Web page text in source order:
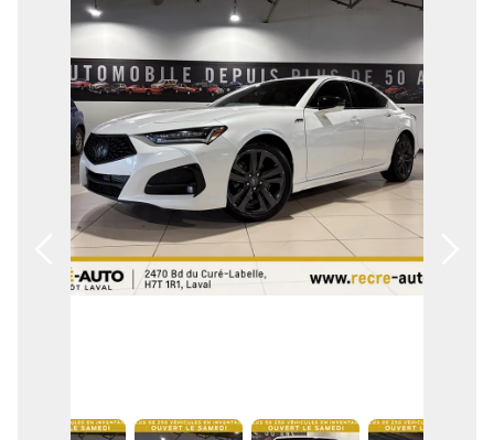
Vender mi auto
Centro mecánico
Contáctenos
Español